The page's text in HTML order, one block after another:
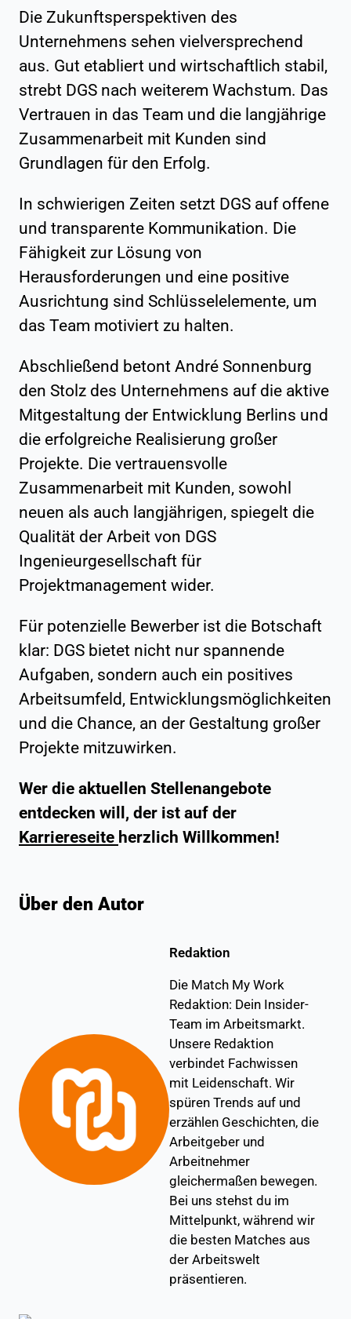
Die Zukunftsperspektiven des
Unternehmens sehen vielversprechend
aus. Gut etabliert und wirtschaftlich stabil,
strebt DGS nach weiterem Wachstum. Das
Vertrauen in das Team und die langjährige
Zusammenarbeit mit Kunden sind
Grundlagen für den Erfolg.
In schwierigen Zeiten setzt DGS auf offene
und transparente Kommunikation. Die
Fähigkeit zur Lösung von
Herausforderungen und eine positive
Ausrichtung sind Schlüsselelemente, um
das Team motiviert zu halten.
Abschließend betont André Sonnenburg
den Stolz des Unternehmens auf die aktive
Mitgestaltung der Entwicklung Berlins und
die erfolgreiche Realisierung großer
Projekte. Die vertrauensvolle
Zusammenarbeit mit Kunden, sowohl
neuen als auch langjährigen, spiegelt die
Qualität der Arbeit von DGS
Ingenieurgesellschaft für
Projektmanagement wider.
Für potenzielle Bewerber ist die Botschaft
klar: DGS bietet nicht nur spannende
Aufgaben, sondern auch ein positives
Arbeitsumfeld, Entwicklungsmöglichkeiten
und die Chance, an der Gestaltung großer
Projekte mitzuwirken.
Wer die aktuellen Stellenangebote
entdecken will, der ist auf der
Karriereseite herzlich Willkommen!
Über den Autor
Redaktion
Die Match My Work
Redaktion: Dein Insider-
Team im Arbeitsmarkt.
Unsere Redaktion
verbindet Fachwissen
mit Leidenschaft. Wir
spüren Trends auf und
erzählen Geschichten, die
Arbeitgeber und
Arbeitnehmer
gleichermaßen bewegen.
Bei uns stehst du im
Mittelpunkt, während wir
die besten Matches aus
der Arbeitswelt
präsentieren.